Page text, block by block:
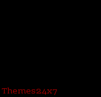
Themes24x7